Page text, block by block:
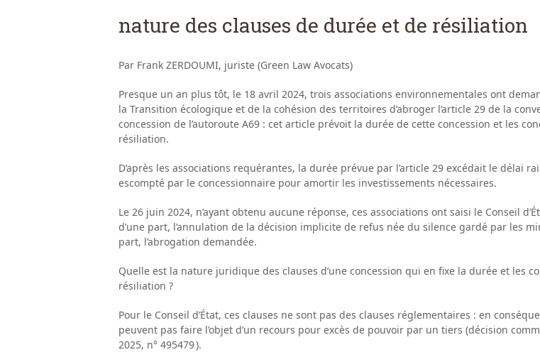
nature des clauses de durée et de résiliation
Par Frank ZERDOUMI, juriste (Green Law Avocats)
Presque un an plus tôt, le 18 avril 2024, trois associations environnementales ont
la Transition écologique et de la cohésion des territoires d’abroger l’article 29 de la
concession de l’autoroute A69 : cet article prévoit la durée de cette concession et les
résiliation.
D’après les associations requérantes, la durée prévue par l’article 29 excédait le délai
escompté par le concessionnaire pour amortir les investissements nécessaires.
Le 26 juin 2024, n’ayant obtenu aucune réponse, ces associations ont saisi le Conseil
d’une part, l’annulation de la décision implicite de refus née du silence gardé par les
part, l’abrogation demandée.
Quelle est la nature juridique des clauses d’une concession qui en fixe la durée et les
résiliation ?
Pour le Conseil d’État, ces clauses ne sont pas des clauses réglementaires : en
peuvent pas faire l’objet d’un recours pour excès de pouvoir par un tiers (décision
2025, n° 495479 ).